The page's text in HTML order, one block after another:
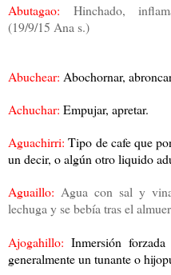
Abutagao: Hinchado,
(19/9/15 Ana s.)
Abuchear: Abochornar,
Achuchar: Empujar, apretar.
Aguachirri:Tipo de cafe que
un decir, o algún otro liquido
Aguaillo: Agua con sal y
lechuga y se bebía tras el
Ajogahillo: Inmersión
generalmente un tunante o